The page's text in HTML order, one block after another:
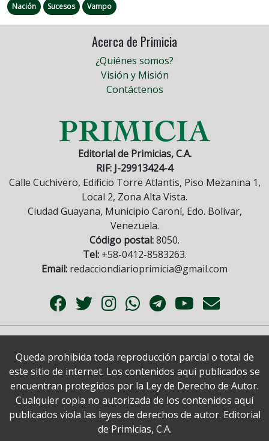
Nación
Sucesos Vampo
Acerca de Primicia
¿Quiénes somos?
Visión y Misión
Contáctenos
Editorial de Primicias, C.A.
RIF: J-29913424-4
Calle Cuchivero, Edificio Torre Atlantis, Piso Mezanina 1,
Local 2, Zona Alta Vista.
Ciudad Guayana, Municipio Caroní, Edo. Bolívar,
Venezuela.
Código postal:8050.
Tel:+58-0412-8583263.
Email: redacciondiarioprimicia@gmail.com
Queda prohibida toda reproducción parcial o total de
este sitio de internet. Los contenidos aquí publicados se
encuentran protegidos por la Ley de Derecho de Autor.
Cualquier copia no autorizada de los contenidos aquí
publicados viola las leyes de derechos de autor. Editorial
de Primicias, C.A.